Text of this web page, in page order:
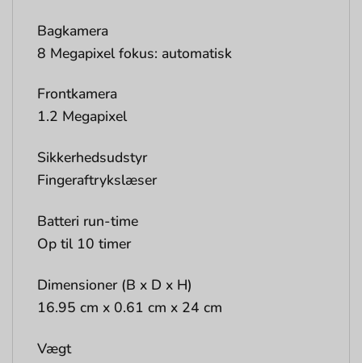
Bagkamera
8 Megapixel fokus: automatisk
Frontkamera
1.2 Megapixel
Sikkerhedsudstyr
Fingeraftrykslæser
Batteri run-time
Op til 10 timer
Dimensioner (B x D x H)
16.95 cm x 0.61 cm x 24 cm
Vægt